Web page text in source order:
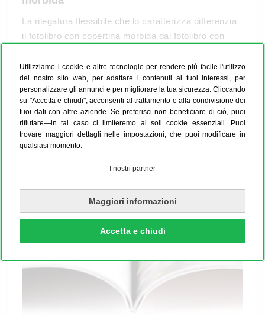
Utilizziamo i cookie e altre tecnologie per rendere più facile l'utilizzo
del nostro sito web, per adattare i contenuti ai tuoi interessi, per
personalizzare gli annunci e per migliorare la tua sicurezza. Cliccando
su "Accetta e chiudi", acconsenti al trattamento e alla condivisione dei
tuoi dati con altre aziende. Se preferisci non beneficiare di ciò, puoi
rifiutare—in tal caso ci limiteremo ai soli cookie essenziali. Puoi
trovare maggiori dettagli nelle impostazioni, che puoi modificare in
qualsiasi momento.
I nostri partner
Maggiori informazioni
Accetta e chiudi
La rilegatura flessibile che lo caratterizza differenzia
il fotolibro con copertina morbida dal fotolibro con
quest’ultimo. Sembra quasi una rivista patinata o un
raffinato volume tascabile ed è quindi perfetto da
portarsi dietro e mostrare a chi vuoi. Goditi la
rappresentazione dettagliata delle tue foto, dei testi e
delle clipart. La speciale carta per stampa digitale
valorizza alla perfezione i tuoi momenti più belli.